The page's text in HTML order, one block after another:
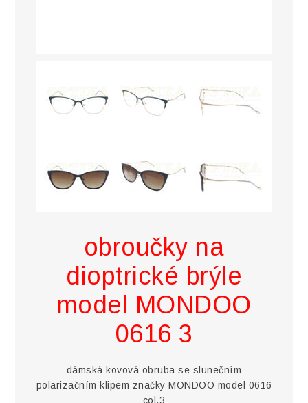
obroučky na
dioptrické brýle
model MONDOO
0616 3
dámská kovová obruba se slunečním
polarizačním klipem značky MONDOO model 0616
col.3